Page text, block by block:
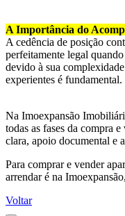
A Importância do
A cedência de posição
perfeitamente legal
devido à sua
experientes é fundamental.
Na Imoexpansão
todas as fases da compra
clara, apoio documental e
Para comprar e vender
arrendar é na
Voltar